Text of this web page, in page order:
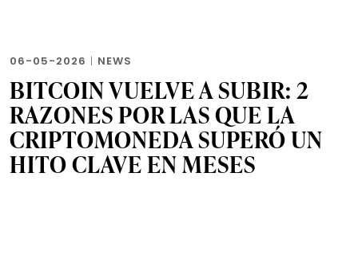
06-05-2026 | NEWS
BITCOIN VUELVE A SUBIR: 2
RAZONES POR LAS QUE LA
CRIPTOMONEDA SUPERÓ UN
HITO CLAVE EN MESES